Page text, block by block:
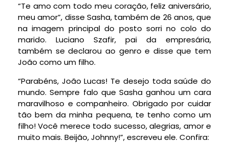
“Te amo com todo meu coração, feliz aniversário,
meu amor”, disse Sasha, também de 26 anos, que
na imagem principal do posto sorri no colo do
marido. Luciano Szafir, pai da empresária,
também se declarou ao genro e disse que tem
João como um filho.
“Parabéns, João Lucas! Te desejo toda saúde do
mundo. Sempre falo que Sasha ganhou um cara
maravilhoso e companheiro. Obrigado por cuidar
tão bem da minha pequena, te tenho como um
filho! Você merece todo sucesso, alegrias, amor e
muito mais. Beijão, Johnny!”, escreveu ele. Confira: